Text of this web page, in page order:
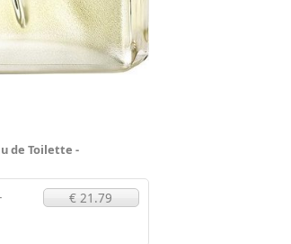
de Toilette -
€ 21.79